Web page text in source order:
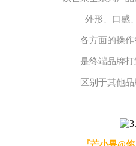
外形、口感
各方面的操作
是终端品牌打
区别于其他品